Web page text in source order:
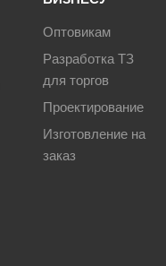
Оптовикам
Разработка ТЗ
для торгов
Проектирование
Изготовление на
заказ